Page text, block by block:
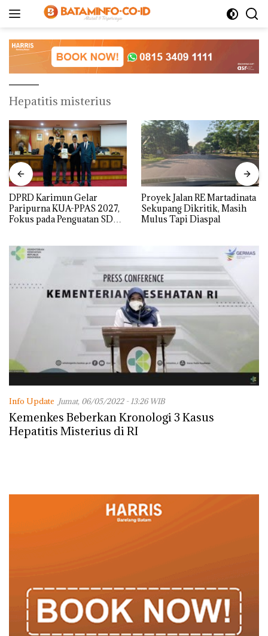
Hepatitis misterius
DPRD Karimun Gelar
Paripurna KUA-PPAS 2027,
Fokus pada Penguatan SDM,
Proyek Jalan RE Martadinata
Sekupang Dikritik, Masih
Mulus Tapi Diaspal
Info Update Jumat, 06/05/2022 - 13:26 WIB
Kemenkes Beberkan Kronologi 3 Kasus
Hepatitis Misterius di RI